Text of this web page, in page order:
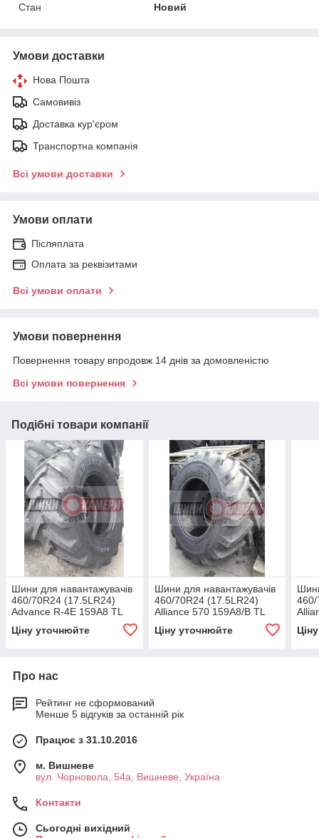
Стан
Новий
Умови доставки
Нова Пошта
Самовивіз
Доставка кур'єром
Транспортна компанія
Всі умови доставки
Умови оплати
Післяплата
Оплата за реквізитами
Всі умови оплати
Умови повернення
Повернення товару впродовж 14 днів за домовленістю
Всі умови повернення
Подібні товари компанії
Шини для навантажувачів
460/70R24 (17.5LR24)
Advance R-4E 159A8 TL
Ціну уточнюйте
Шини для навантажувачів
460/70R24 (17.5LR24)
Alliance 570 159A8/B TL
Ціну уточнюйте
Про нас
Рейтинг не сформований
Менше 5 відгуків за останній рік
Працює з 31.10.2016
м. Вишневе
вул. Чорновола, 54а, Вишневе, Україна
Контакти
Сьогодні вихідний